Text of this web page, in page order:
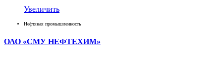
Увеличить
Нефтяная промышленность
ОАО «СМУ НЕФТЕХИМ»